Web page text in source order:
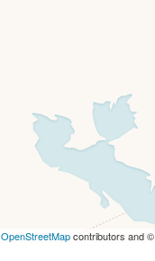
OpenStreetMapcontributors and ©